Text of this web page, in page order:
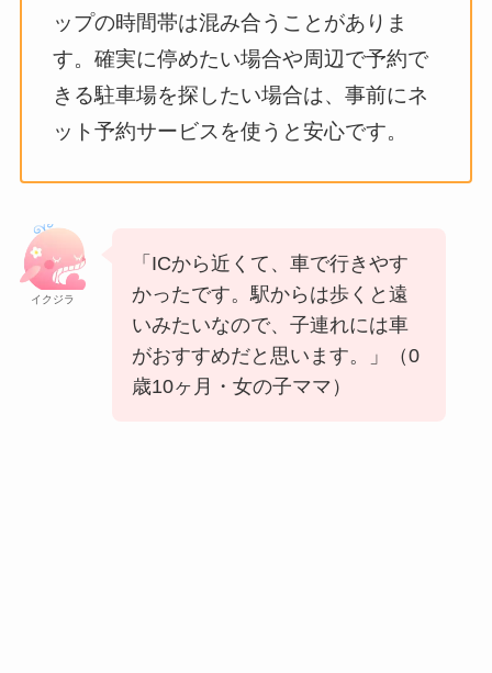
ップの時間帯は混み合うことがありま
す。確実に停めたい場合や周辺で予約で
きる駐車場を探したい場合は、事前にネ
ット予約サービスを使うと安心です。
イクジラ
「ICから近くて、車で行きやす
かったです。駅からは歩くと遠
いみたいなので、子連れには車
がおすすめだと思います。」（0
歳10ヶ月・女の子ママ）